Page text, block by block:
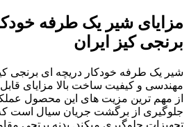
مزایای شیر یک طرفه
برنجی کیز ایران
شیر یک طرفه خودکار دریچه ای برنجی
مهندسی و کیفیت ساخت بالا مزایای قابل
از مهم ترین مزیت های این محصول
جلوگیری از برگشت جریان سیال است